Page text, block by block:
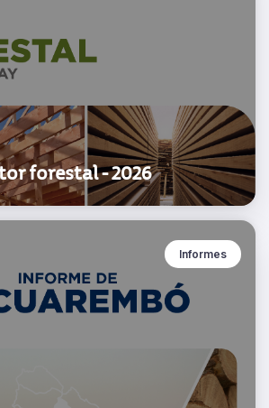
forestal - 2026
Informes